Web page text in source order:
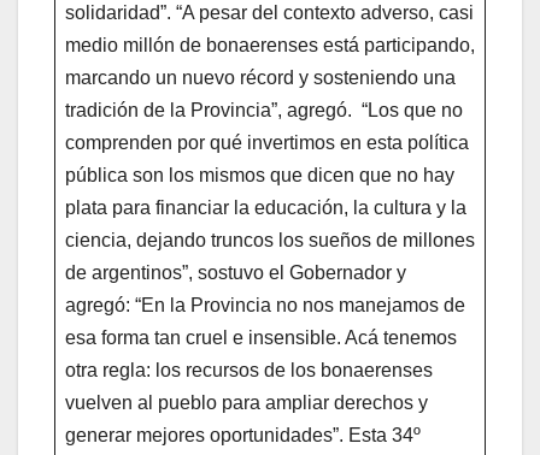
solidaridad”. “A pesar del contexto adverso, casi
medio millón de bonaerenses está participando,
marcando un nuevo récord y sosteniendo una
tradición de la Provincia”, agregó. “Los que no
comprenden por qué invertimos en esta política
pública son los mismos que dicen que no hay
plata para financiar la educación, la cultura y la
ciencia, dejando truncos los sueños de millones
de argentinos”, sostuvo el Gobernador y
agregó: “En la Provincia no nos manejamos de
esa forma tan cruel e insensible. Acá tenemos
otra regla: los recursos de los bonaerenses
vuelven al pueblo para ampliar derechos y
generar mejores oportunidades”. Esta 34º